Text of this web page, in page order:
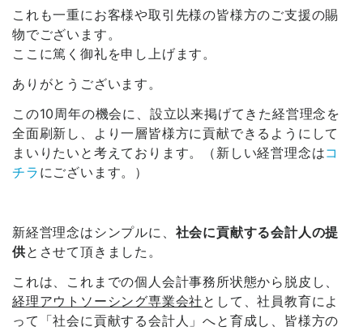
03-3237-1311
これも一重にお客様や取引先様の皆様方のご支援の賜
物でございます。
ここに篤く御礼を申し上げます。
ありがとうございます。
この10周年の機会に、設立以来掲げてきた経営理念を
全面刷新し、より一層皆様方に貢献できるようにして
まいりたいと考えております。（新しい経営理念はコ
チラ にございます。）
新経営理念はシンプルに、 社会に貢献する会計人の提
供とさせて頂きました。
これは、これまでの個人会計事務所状態から脱皮し、
経理アウトソーシング専業会社 として、社員教育によ
って「社会に貢献する会計人」へと育成し、皆様方の